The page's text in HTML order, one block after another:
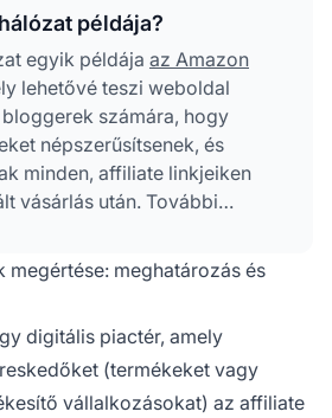
példája?
egyik példája az Amazon
lehetővé teszi weboldal
számára, hogy
népszerűsítsenek, és
minden, affiliate linkjeiken
vásárlás után. További
amelyek mindegyike
és
kínál.
megértése: meghatározás és
digitális piactér, amely
(termékeket vagy
vállalkozásokat) az affiliate